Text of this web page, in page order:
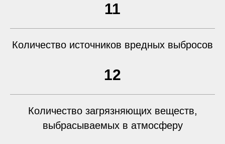
11
Количество источников вредных выбросов
12
Количество загрязняющих веществ,
выбрасываемых в атмосферу